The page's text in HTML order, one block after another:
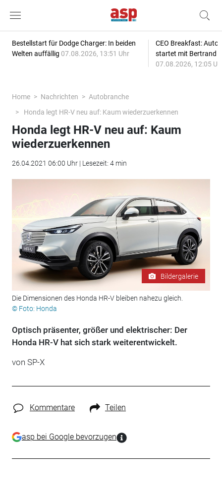
Bestellstart für Dodge Charger: In beiden
Welten auffällig 07.08.2026, 13:51 Uhr
CEO Breakfast:
startet mit Bertrand
07.08.2026, 12:05
Home Nachrichten
Autobranche
Honda legt HR-V neu auf: Kaum wiederzuerkennen
Honda legt HR-V neu auf: Kaum
wiederzuerkennen
26.04.2021 06:00 Uhr | Lesezeit: 4 min
Bildergalerie
Die Dimensionen des Honda HR-V bleiben nahezu gleich.
© Foto: Honda
Optisch präsenter, größer und elektrischer: Der
Honda HR-V hat sich stark weiterentwickelt.
von SP-X
Kommentare Teilen
asp bei Google bevorzugen